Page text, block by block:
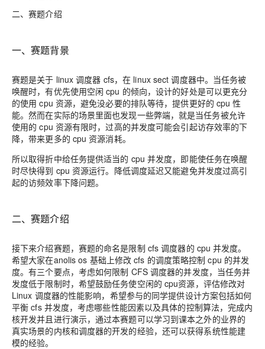
二、赛题介绍
一、赛题背景
赛题是关于 linux 调度器 cfs，在 linux sect 调度器中。当任务被
唤醒时，有优先使用空闲 cpu 的倾向，设计的好处是可以更充分
的使用cpu 资源，避免没必要的排队等待，提供更好的 cpu 性
能。然而在实际的场景里面也发现一些弊端，就是当任务被允许
使用的 cpu 资源有限时，过高的并发度可能会引起访存效率的下
降，带来更多的 cpu 资源消耗。
所以取得折中给任务提供适当的 cpu 并发度， 即能使任务在唤醒
时尽快得到 cpu资源运行。降低调度延迟又能避免并发度过高引
起的访频效率下降问题。
二、赛题介绍
接下来介绍赛题， 赛题的命名是限制 cfs调度器的 cpu并发度。
希望大家在anolis os 基础上修改cfs 的调度策略控制cpu 的并发
度。有三个要点，考虑如何限制 CFS 调度器的并发度， 当任务并
发度低于限制时， 希望鼓励任务使空闲的 cpu资源， 评估修改对
Linux 调度器的性能影响， 希望参与的同学提供设计方案包括如何
平衡 cfs 并发度，考虑哪些性能因素以及具体的控制算法，完成内
核开发并且进行演示，通过本赛题可以学习到课本之外的业界的
真实场景的内核和调度器的开发的经验， 还可以获得系统性能建
模的经验。